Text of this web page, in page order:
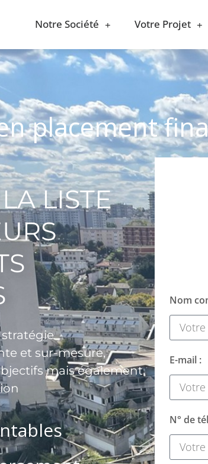
Notre Société Votre Projet
placement
LISTE
et sur-mesure,
mais également
Nom
E-mail :
N° de